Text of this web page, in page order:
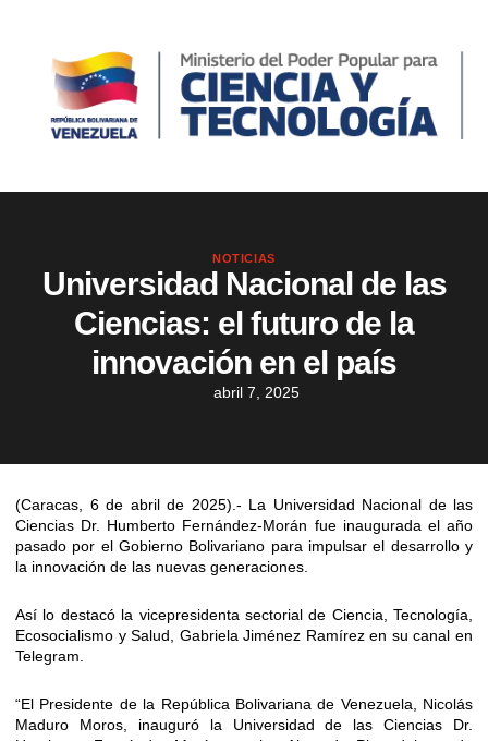
NOTICIAS
Universidad Nacional de las
Ciencias: el futuro de la
innovación en el país
abril 7, 2025
(Caracas, 6 de abril de 2025).- La Universidad Nacional de las
Ciencias Dr. Humberto Fernández-Morán fue inaugurada el año
pasado por el Gobierno Bolivariano para impulsar el desarrollo y
la innovación de las nuevas generaciones.
Así lo destacó la vicepresidenta sectorial de Ciencia, Tecnología,
Ecosocialismo y Salud, Gabriela Jiménez Ramírez en su canal en
Telegram.
“El Presidente de la República Bolivariana de Venezuela, Nicolás
Maduro Moros, inauguró la Universidad de las Ciencias Dr.